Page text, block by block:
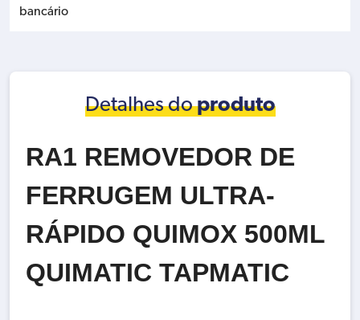
bancário
Detalhes doproduto
RA1 REMOVEDOR DE
FERRUGEM ULTRA-
RÁPIDO QUIMOX 500ML
QUIMATIC TAPMATIC